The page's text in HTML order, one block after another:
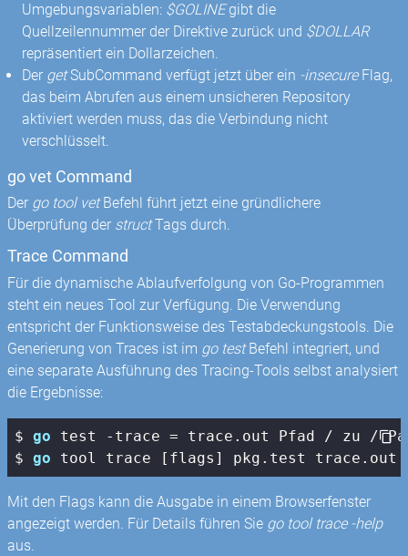
Umgebungsvariablen: $GOLINEgibt die
Quellzeilennummer der Direktive zurück und $DOLLAR
repräsentiert ein Dollarzeichen.
Der getSubCommand verfügt jetzt über ein -insecureFlag,
das beim Abrufen aus einem unsicheren Repository
aktiviert werden muss, das die Verbindung nicht
verschlüsselt.
go vet Command
Der go tool vetBefehl führt jetzt eine gründlichere
Überprüfung der structTags durch.
Trace Command
Für die dynamische Ablaufverfolgung von Go-Programmen
steht ein neues Tool zur Verfügung. Die Verwendung
entspricht der Funktionsweise des Testabdeckungstools. Die
Generierung von Traces ist im go testBefehl integriert, und
eine separate Ausführung des Tracing-Tools selbst analysiert
die Ergebnisse:
$ go test -trace = trace.out Pfad / zu /
$ go tool trace [flags] pkg.test trace.out
Mit den Flags kann die Ausgabe in einem Browserfenster
angezeigt werden. Für Details führen Sie go tool trace -help
aus.